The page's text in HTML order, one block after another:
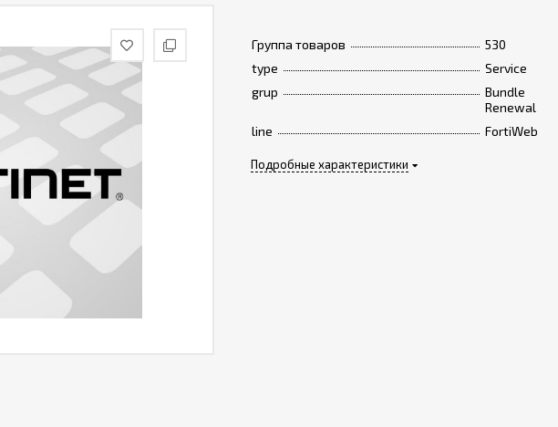
Группа товаров
530
type
Service
grup
Bundle
Renewal
line
FortiWeb
Подробные характеристики